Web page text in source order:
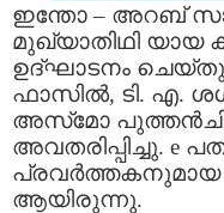
ഇന്തോ – അറബ്
മുഖ്യാതിഥി യായ
ഉദ്ഘാടനം
ഫാസില്‍, ടി. എ.
അസ്‌മോ
അവതരിപ്പിച്ചു. e
ആയിരുന്നു.